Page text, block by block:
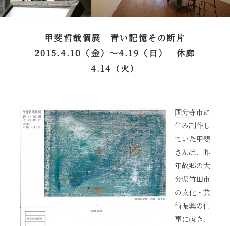
甲斐哲哉個展 青い記憶その断片
2015.4.10（金）～4.19（日） 休廊
4.14（火）
国分寺市に
住み制作し
ていた甲斐
さんは、昨
年故郷の大
分県竹田市
の文化・芸
術振興の仕
事に就き、